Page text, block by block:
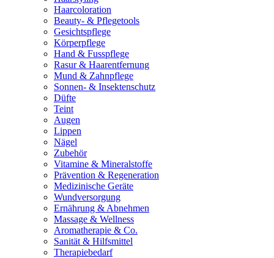
Haarcoloration
Beauty- & Pflegetools
Gesichtspflege
Körperpflege
Hand & Fusspflege
Rasur & Haarentfernung
Mund & Zahnpflege
Sonnen- & Insektenschutz
Düfte
Teint
Augen
Lippen
Nägel
Zubehör
Vitamine & Mineralstoffe
Prävention & Regeneration
Medizinische Geräte
Wundversorgung
Ernährung & Abnehmen
Massage & Wellness
Aromatherapie & Co.
Sanität & Hilfsmittel
Therapiebedarf